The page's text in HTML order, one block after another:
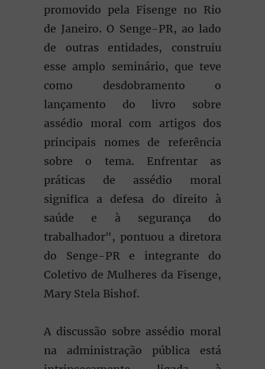
promovido pela Fisenge no Rio
de Janeiro. O Senge-PR, ao lado
de outras entidades, construiu
esse amplo seminário, que teve
como desdobramento o
lançamento do livro sobre
assédio moral com artigos dos
principais nomes de referência
sobre o tema. Enfrentar as
práticas de assédio moral
significa a defesa do direito à
saúde e à segurança do
trabalhador", pontuou a diretora
do Senge-PR e integrante do
Coletivo de Mulheres da Fisenge,
Mary Stela Bishof.
A discussão sobre assédio moral
na administração pública está